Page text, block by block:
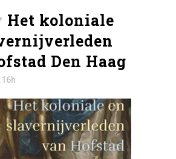
Het koloniale
Den Haag